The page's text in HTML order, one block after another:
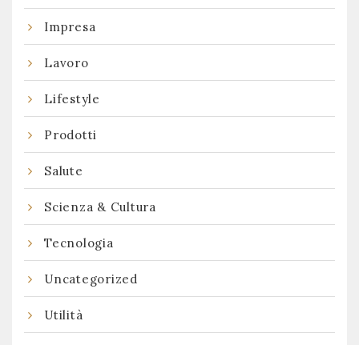
Impresa
Lavoro
Lifestyle
Prodotti
Salute
Scienza & Cultura
Tecnologia
Uncategorized
Utilità